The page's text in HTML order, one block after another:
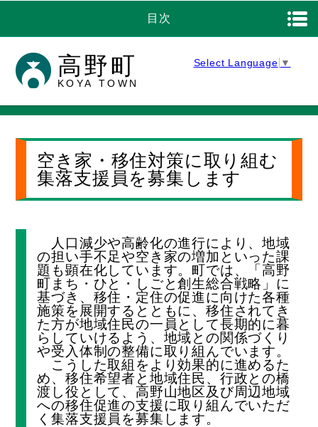
高野町
KOYA TOWN
Select Language ▼
目次
空き家・移住対策に取り組む
集落支援員を募集します
人口減少や高齢化の進行により、地域
の担い手不足や空き家の増加といった課
題も顕在化しています。町では、「高野
町まち・ひと・しごと創生総合戦略」に
基づき、移住・定住の促進に向けた各種
施策を展開するとともに、移住されてき
た方が地域住民の一員として長期的に暮
らしていけるよう、地域との関係づくり
や受入体制の整備に取り組んでいます。
こうした取組をより効果的に進めるた
め、移住希望者と地域住民、行政との橋
渡し役として、高野山地区及び周辺地域
への移住促進の支援に取り組んでいただ
く集落支援員を募集します。